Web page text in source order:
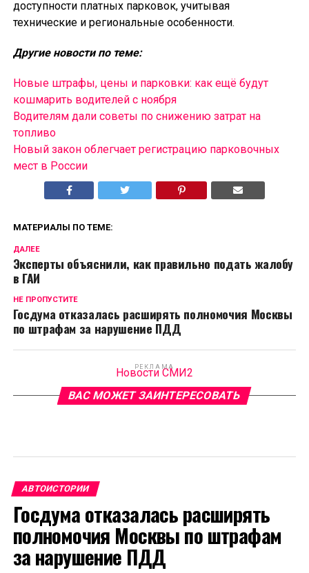
доступности платных парковок, учитывая
технические и региональные особенности.
Другие новости по теме:
Новые штрафы, цены и парковки: как ещё будут
кошмарить водителей с ноября
Водителям дали советы по снижению затрат на
топливо
Новый закон облегчает регистрацию парковочных
мест в России
МАТЕРИАЛЫ ПО ТЕМЕ:
ДАЛЕЕ
Эксперты объяснили, как правильно подать жалобу
в ГАИ
НЕ ПРОПУСТИТЕ
Госдума отказалась расширять полномочия Москвы
по штрафам за нарушение ПДД
РЕКЛАМА
Новости СМИ2
ВАС МОЖЕТ ЗАИНТЕРЕСОВАТЬ
АВТОИСТОРИИ
Госдума отказалась расширять
полномочия Москвы по штрафам
за нарушение ПДД